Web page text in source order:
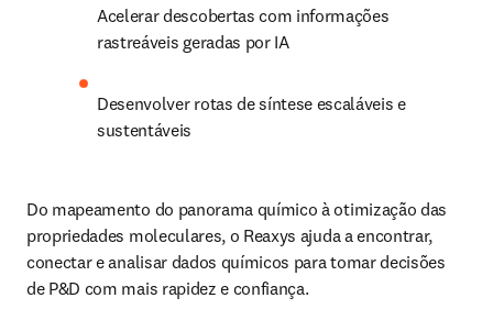
Acelerar descobertas com informações
rastreáveis geradas por IA
Desenvolver rotas de síntese escaláveis e
sustentáveis
Do mapeamento do panorama químico à otimização das
propriedades moleculares, o Reaxys ajuda a encontrar,
conectar e analisar dados químicos para tomar decisões
de P&D com mais rapidez e confiança.